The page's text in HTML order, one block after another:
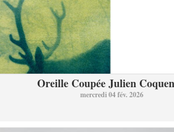
Oreille Coupée Julien
mercredi 04 fév. 2026